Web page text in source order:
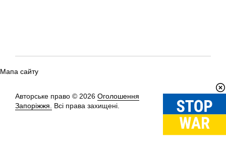
Мапа сайту
Авторське право © 2026 Оголошення
Запоріжжя.
Всі права захищені.
Вгору↑